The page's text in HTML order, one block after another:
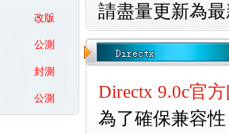
改版
公測
封測
公測
請盡量更新為
Directx 9.0c官
為了確保兼容